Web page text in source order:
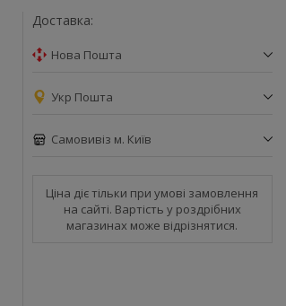
Доставка:
Нова Пошта
Укр Пошта
Самовивіз м. Київ
Ціна діє тільки при умові замовлення
на сайті. Вартість у роздрібних
магазинах може відрізнятися.